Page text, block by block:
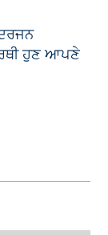
ਹੁਣ ਆਪਣੇ